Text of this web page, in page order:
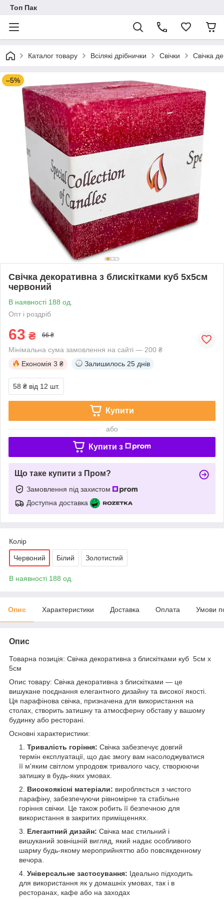
Топ Пак
Каталог товару Всілякі дрібнички Свічки Свічка
–5%
Свічка декоративна з блискітками куб 5х5см
червоний
В наявності 188 од.
Опт і роздріб
63 ₴ 66 ₴
Мінімальна сума замовлення на сайті — 200 ₴
Економія 3 ₴ Залишилось 25 днів
58 ₴ від 12 шт.
Купити
або
Купити з
Що таке купити з Пром?
Замовлення під захистом
Доступна доставка
Колір
Червоний Білий Золотистий
В наявності 188 од.
Опис Характеристики Доставка Оплата Умови
Опис
Товарна позиція: Свічка декоративна з блискітками куб 5см х
5см
Опис товару: Свічка декоративна з блискітками — це
вишукане поєднання елегантного дизайну та високої якості.
Ця парафінова свічка, призначена для використання на
столах, створить затишну та атмосферну обставу у вашому
будинку або ресторані.
Основні характеристики:
Тривалість горіння: Свічка забезпечує довгий
термін експлуатації, що дає змогу вам насолоджуватися
її м'яким світлом упродовж тривалого часу, створюючи
затишку в будь-яких умовах.
Високоякісні матеріали: виробляється з чистого
парафіну, забезпечуючи рівномірне та стабільне
горіння свічки. Це також робить її безпечною для
використання в закритих приміщеннях.
Елегантний дизайн: Свічка має стильний і
вишуканий зовнішній вигляд, який надає особливого
шарму будь-якому мероприйняттю або повсякденному
вечора.
Універсальне застосування: Ідеально підходить
для використання як у домашніх умовах, так і в
ресторанах, кафе або на заходах